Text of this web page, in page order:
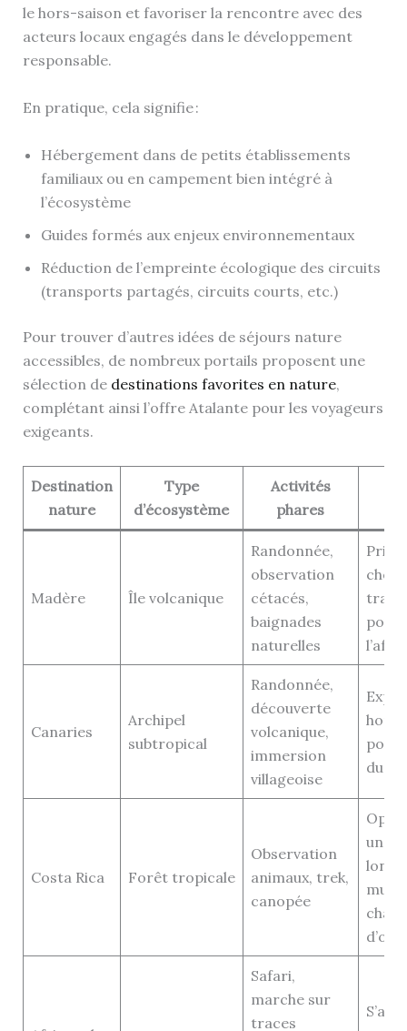
le hors-saison et favoriser la rencontre avec des
acteurs locaux engagés dans le développement
responsable.
En pratique, cela signifie :
Hébergement dans de petits établissements
familiaux ou en campement bien intégré à
l’écosystème
Guides formés aux enjeux environnementaux
Réduction de l’empreinte écologique des circuits
(transports partagés, circuits courts, etc.)
Pour trouver d’autres idées de séjours nature
accessibles, de nombreux portails proposent une
sélection de destinations favorites en nature,
complétant ainsi l’offre Atalante pour les voyageurs
exigeants.
Destination
nature
Type
d’écosystème
Activités
phares
Madère Île volcanique
Randonnée,
observation
cétacés,
baignades
naturelles
pour
Canaries
Archipel
subtropical
Randonnée,
découverte
volcanique,
immersion
villageoise
hors
pour
du
Costa Rica Forêt tropicale
Observation
animaux, trek,
canopée
un
long
Safari,
marche sur
traces